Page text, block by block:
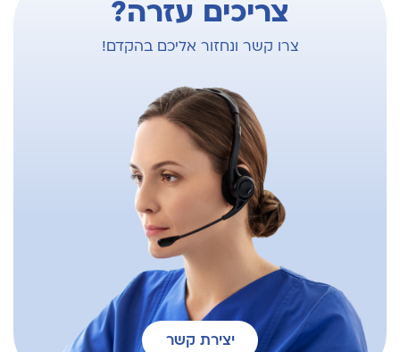
צריכים עזרה?
צרו קשר ונחזור אליכם בהקדם!
יצירת קשר